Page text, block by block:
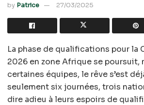
by Patrice 27/03/2025
La phase de qualifications pour la
2026 en zone Afrique se poursuit,
certaines équipes, le rêve s’est
seulement six journées, trois
dire adieu à leurs espoirs de